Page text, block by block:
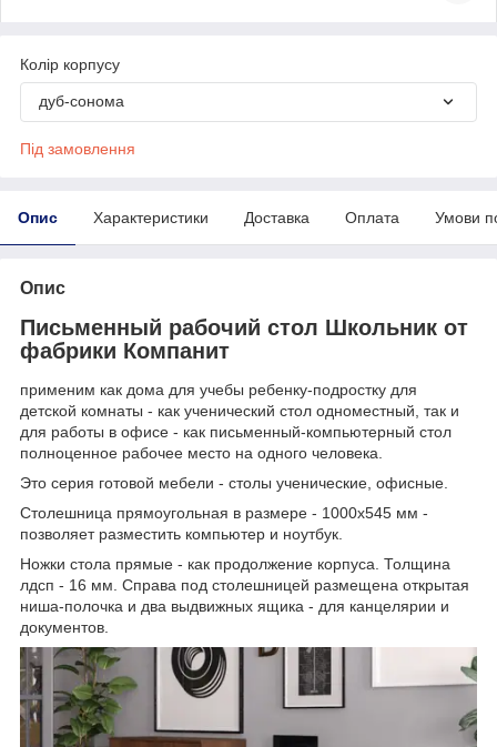
Колір корпусу
дуб-сонома
Під замовлення
Опис Характеристики Доставка Оплата Умови
Опис
Письменный рабочий стол Школьник от
фабрики Компанит
применим как дома для учебы ребенку-подростку для
детской комнаты - как ученический стол одноместный, так и
для работы в офисе - как письменный-компьютерный стол
полноценное рабочее место на одного человека.
Это серия готовой мебели - столы ученические, офисные.
Столешница прямоугольная в размере - 1000х545 мм -
позволяет разместить компьютер и ноутбук.
Ножки стола прямые - как продолжение корпуса. Толщина
лдсп - 16 мм. Справа под столешницей размещена открытая
ниша-полочка и два выдвижных ящика - для канцелярии и
документов.